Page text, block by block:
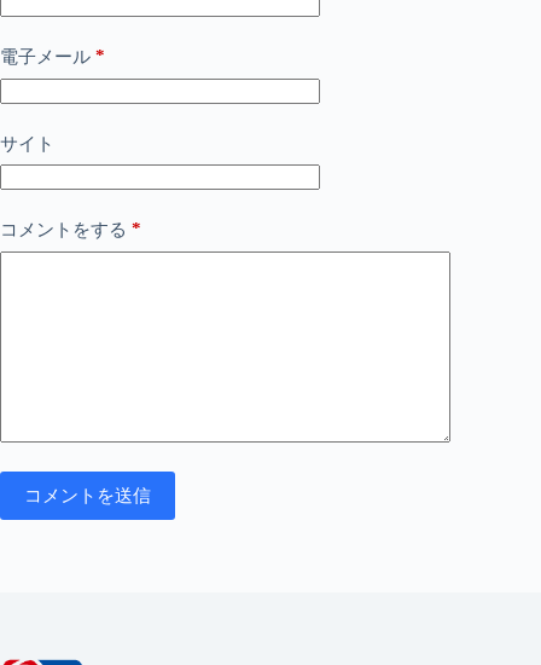
電子メール *
サイト
コメントをする *
コメントを送信